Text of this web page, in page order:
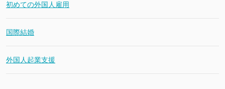
初めての外国人雇用
国際結婚
外国人起業支援